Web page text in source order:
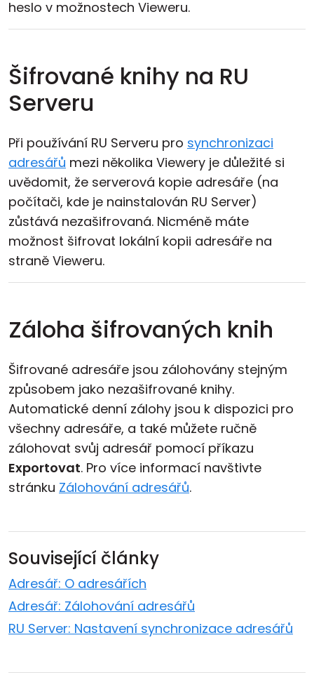
heslo v možnostech Vieweru.
Šifrované knihy na RU
Serveru
Při používání RU Serveru pro synchronizaci
adresářů mezi několika Viewery je důležité si
uvědomit, že serverová kopie adresáře (na
počítači, kde je nainstalován RU Server)
zůstává nezašifrovaná. Nicméně máte
možnost šifrovat lokální kopii adresáře na
straně Vieweru.
Záloha šifrovaných knih
Šifrované adresáře jsou zálohovány stejným
způsobem jako nezašifrované knihy.
Automatické denní zálohy jsou k dispozici pro
všechny adresáře, a také můžete ručně
zálohovat svůj adresář pomocí příkazu
Exportovat. Pro více informací navštivte
stránku Zálohování adresářů.
Související články
Adresář: O adresářích
Adresář: Zálohování adresářů
RU Server: Nastavení synchronizace adresářů